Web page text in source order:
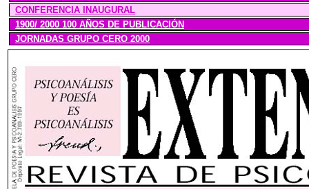
CONFERENCIA INAUGURAL
1900/ 2000 100 AÑOS DE PUBLICACIÓN
JORNADAS GRUPO CERO 2000